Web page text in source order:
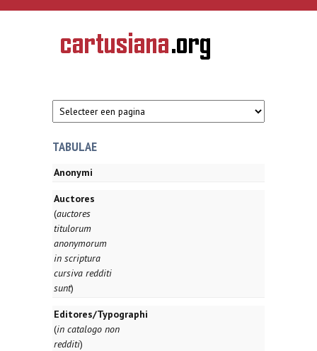
Overslaan en naar de inhoud gaan
CARTUSIANA
Geschiedenis
van de
TABULAE
Anonymi
Auctores
(auctores
titulorum
anonymorum
in scriptura
cursiva redditi
sunt)
Editores/Typographi
(in catalogo non
redditi)